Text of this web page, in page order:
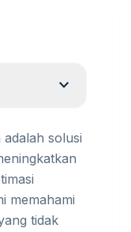
expand_more
solusi
memahami
tidak